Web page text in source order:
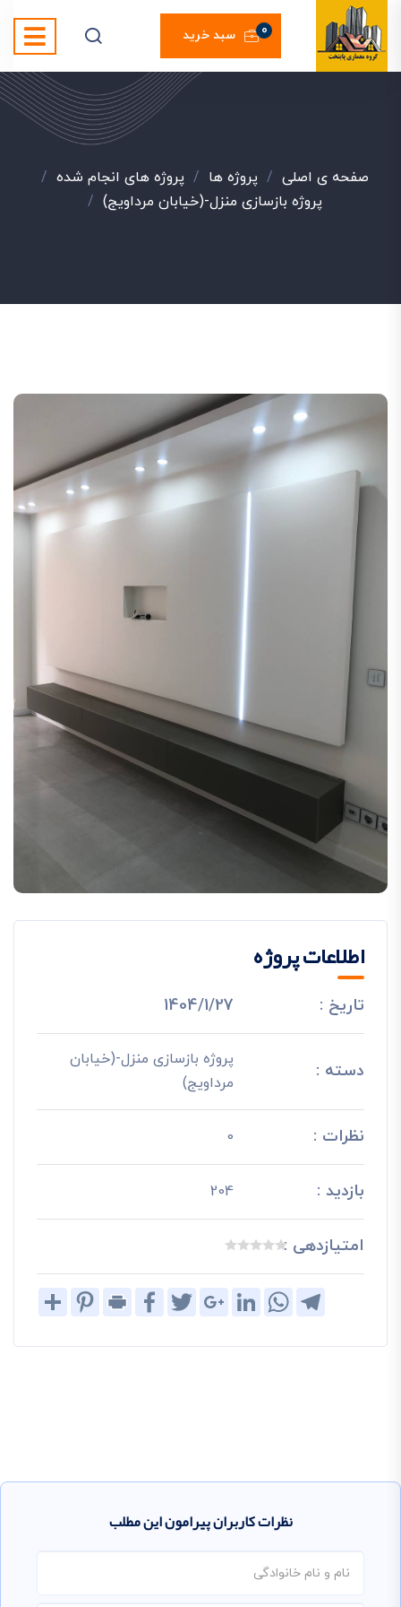
سبد خرید 0
صفحه ی اصلی / پروژه ها / پروژه های انجام شده /
پروژه بازسازی منزل-(خیابان مرداویج) /
اطلاعات پروژه
تاریخ : 1404/1/27
دسته :
پروژه بازسازی منزل-(خیابان
مرداویج)
نظرات : 0
بازدید : 204
امتیازدهی :
Share
PinterestPrint
FacebookTwitterGoogle+LinkedIn
WhatsAppTelegram
نظرات کاربران پیرامون این مطلب